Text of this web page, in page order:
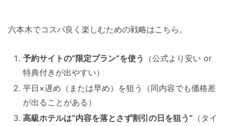
六本木でコスパ良く楽しむための戦略はこちら。
予約サイトの“限定プラン”を使う
（公式より安い or
特典付きが出やすい）
平日×遅め（または早め）を狙う（同内容でも価格差
が出ることがある）
高級ホテルは“内容を落とさず割引の日を狙う” （タイ